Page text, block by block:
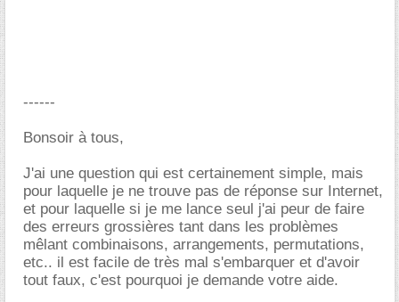
------
Bonsoir à tous,
J'ai une question qui est certainement simple, mais
pour laquelle je ne trouve pas de réponse sur Internet,
et pour laquelle si je me lance seul j'ai peur de faire
des erreurs grossières tant dans les problèmes
mêlant combinaisons, arrangements, permutations,
etc.. il est facile de très mal s'embarquer et d'avoir
tout faux, c'est pourquoi je demande votre aide.